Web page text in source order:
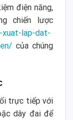
điện năng,
chiến lược
lap-dat-
của chúng
trực tiếp với
dây đai để